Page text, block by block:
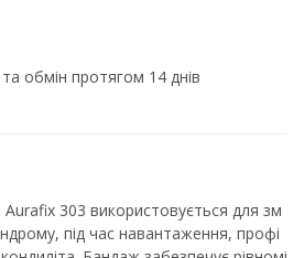
обмін протягом 14 днів
Aurafix 303 використовується для зм
під час навантаження, профі